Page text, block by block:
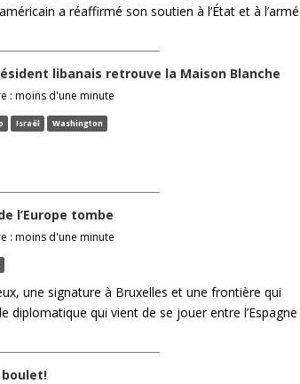
a réaffirmé son soutien à l’État et à
libanais retrouve la Maison Blanche
: moins d'une minute
Israël Washington
l’Europe tombe
: moins d'une minute
une signature à Bruxelles et une frontière qui
diplomatique qui vient de se jouer entre